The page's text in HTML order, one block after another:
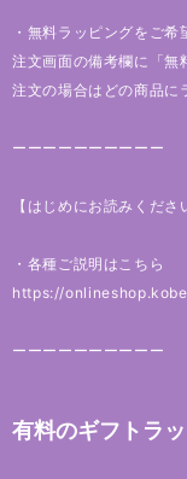
・無料ラッピングをご希
注文画面の備考欄に「無
注文の場合はどの商品に
ーーーーーーーーーー
【はじめにお読みくださ
・各種ご説明はこちら
https://
ーーーーーーーーーー
有料のギフトラ